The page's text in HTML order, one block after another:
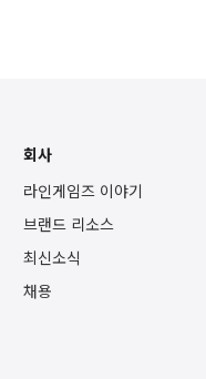
회사
라인게임즈 이야기
브랜드 리소스
최신소식
채용